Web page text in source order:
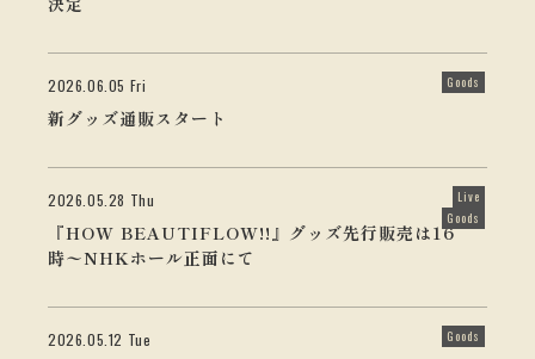
2026.06.05 Fri Goods
新グッズ通販スタート
2026.05.28 Thu
Live
Goods
『HOW BEAUTIFLOW!!』グッズ先行販売は16
時〜NHKホール正面にて
2026.05.12 Tue Goods